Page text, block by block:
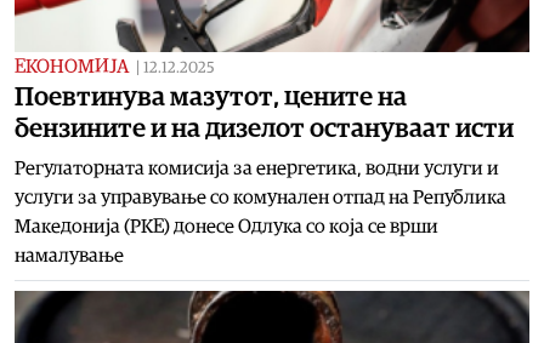
ЕКОНОМИЈА 12.12.2025
Поевтинува мазутот, цените на
бензините и на дизелот остануваат исти
Регулаторната комисија за енергетика, водни услуги и
услуги за управување со комунален отпад на Република
Македонија (РКЕ) донесе Одлука со која се врши
намалување